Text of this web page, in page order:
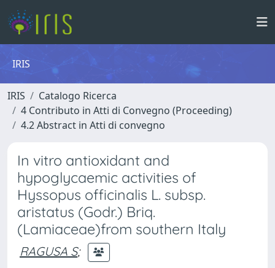
IRIS
IRIS
Catalogo Ricerca
4 Contributo in Atti di Convegno (Proceeding)
4.2 Abstract in Atti di convegno
In vitro antioxidant and
hypoglycaemic activities of
Hyssopus officinalis L. subsp.
aristatus (Godr.) Briq.
(Lamiaceae)from southern Italy
RAGUSA S;